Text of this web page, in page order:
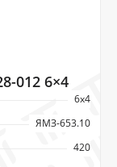
012 6×4
6х4
ЯМЗ-653.10
420